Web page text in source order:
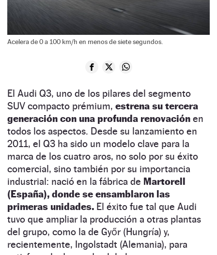
Acelera de 0 a 100 km/h en menos de siete segundos.
El Audi Q3, uno de los pilares del segmento
SUV compacto prémium, estrena su tercera
generación con una profunda renovación en
todos los aspectos. Desde su lanzamiento en
2011, el Q3 ha sido un modelo clave para la
marca de los cuatro aros, no solo por su éxito
comercial, sino también por su importancia
industrial: nació en la fábrica de Martorell
(España), donde se ensamblaron las
primeras unidades. El éxito fue tal que Audi
tuvo que ampliar la producción a otras plantas
del grupo, como la de Győr (Hungría) y,
recientemente, Ingolstadt (Alemania), para